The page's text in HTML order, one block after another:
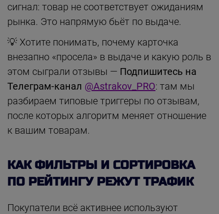
сигнал: товар не соответствует ожиданиям
рынка. Это напрямую бьёт по выдаче.
💡 Хотите понимать, почему карточка
внезапно «просела» в выдаче и какую роль в
этом сыграли отзывы — Подпишитесь на
Телеграм-канал @Astrakov_PRO: там мы
разбираем типовые триггеры по отзывам,
после которых алгоритм меняет отношение
к вашим товарам.
КАК ФИЛЬТРЫ И СОРТИРОВКА
ПО РЕЙТИНГУ РЕЖУТ ТРАФИК
Покупатели всё активнее используют